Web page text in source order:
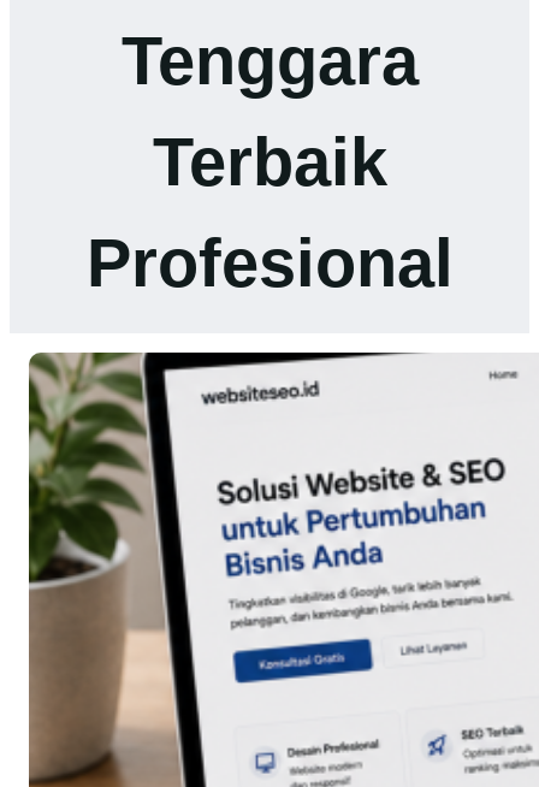
Tenggara
Terbaik
Profesional